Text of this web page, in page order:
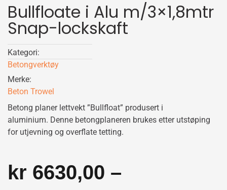
Bullfloate i Alu m/3×1,8mtr
Snap-lockskaft
Kategori:
Betongverktøy
Merke:
Beton Trowel
Betong planer lettvekt ”Bullfloat” produsert i
aluminium. Denne betongplaneren brukes etter utstøping
for utjevning og overflate tetting.
kr 6630,00 –